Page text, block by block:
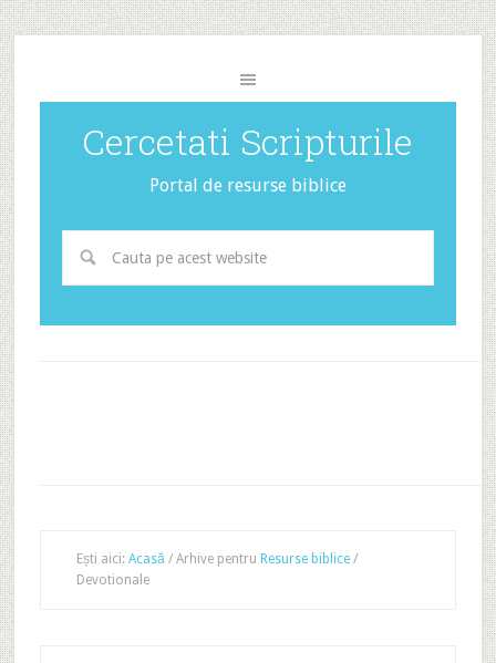
Cercetati Scripturile
Portal de resurse biblice
Ești aici: Acasă /Arhive pentru Resurse biblice /
Devotionale